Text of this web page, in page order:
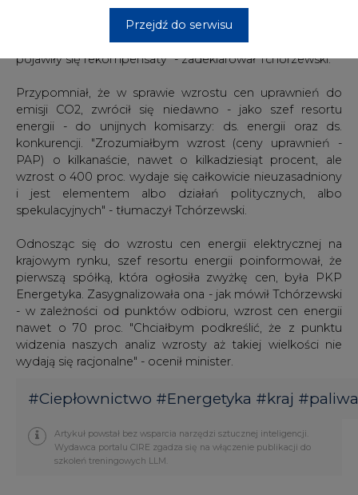
Przejdź do serwisu
(...), żeby w sytuacji, kiedy by pewna wyższa cena
uprawnień do emisji się utrzymała, to jednak także
myślimy o tym, żeby dla odbiorców indywidualnych
pojawiły się rekompensaty" - zadeklarował Tchórzewski.
Przypomniał, że w sprawie wzrostu cen uprawnień do
emisji CO2, zwrócił się niedawno - jako szef resortu
energii - do unijnych komisarzy: ds. energii oraz ds.
konkurencji. "Zrozumiałbym wzrost (ceny uprawnień -
PAP) o kilkanaście, nawet o kilkadziesiąt procent, ale
wzrost o 400 proc. wydaje się całkowicie nieuzasadniony
i jest elementem albo działań politycznych, albo
spekulacyjnych" - tłumaczył Tchórzewski.
Odnosząc się do wzrostu cen energii elektrycznej na
krajowym rynku, szef resortu energii poinformował, że
pierwszą spółką, która ogłosiła zwyżkę cen, była PKP
Energetyka. Zasygnalizowała ona - jak mówił Tchórzewski
- w zależności od punktów odbioru, wzrost cen energii
nawet o 70 proc. "Chciałbym podkreślić, że z punktu
widzenia naszych analiz wzrosty aż takiej wielkości nie
wydają się racjonalne" - ocenił minister.
#Ciepłownictwo #Energetyka #kraj #paliwa
Artykuł powstał bez wsparcia narzędzi sztucznej inteligencji.
Wydawca portalu CIRE zgadza się na włączenie publikacji do
szkoleń treningowych LLM.